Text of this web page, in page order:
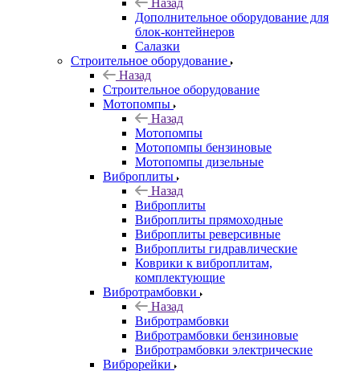
Назад
Дополнительное оборудование для
блок-контейнеров
Салазки
Строительное оборудование
Назад
Строительное оборудование
Мотопомпы
Назад
Мотопомпы
Мотопомпы бензиновые
Мотопомпы дизельные
Виброплиты
Назад
Виброплиты
Виброплиты прямоходные
Виброплиты реверсивные
Виброплиты гидравлические
Коврики к виброплитам,
комплектующие
Вибротрамбовки
Назад
Вибротрамбовки
Вибротрамбовки бензиновые
Вибротрамбовки электрические
Виброрейки